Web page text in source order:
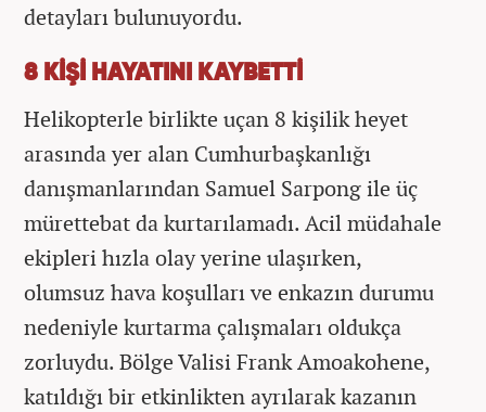
detayları bulunuyordu.
8 KİŞİ HAYATINI KAYBETTİ
Helikopterle birlikte uçan 8 kişilik heyet
arasında yer alan Cumhurbaşkanlığı
danışmanlarından Samuel Sarpong ile üç
mürettebat da kurtarılamadı. Acil müdahale
ekipleri hızla olay yerine ulaşırken,
olumsuz hava koşulları ve enkazın durumu
nedeniyle kurtarma çalışmaları oldukça
zorluydu. Bölge Valisi Frank Amoakohene,
katıldığı bir etkinlikten ayrılarak kazanın